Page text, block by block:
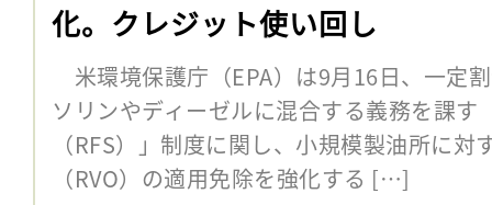
化。クレジット使い回し
米環境保護庁（EPA）は9月16日、一定
ソリンやディーゼルに混合する義務を課す
（RFS）」制度に関し、小規模製油所に
（RVO）の適用免除を強化する […]